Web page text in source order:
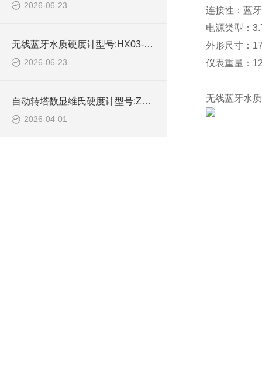
2026-06-23
无线蓝牙水质硬度计型号:HX03-S40库号：M414248的技术介绍
2026-06-23
自动转塔数显维氏硬度计型号:ZX/YQVSX-30Z的技术参数
2026-04-01
连接性：蓝
电源类型：
外形尺寸：
仪表重量：
无线蓝牙水